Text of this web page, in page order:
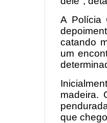
A Polícia
catando
um
madeira.
que